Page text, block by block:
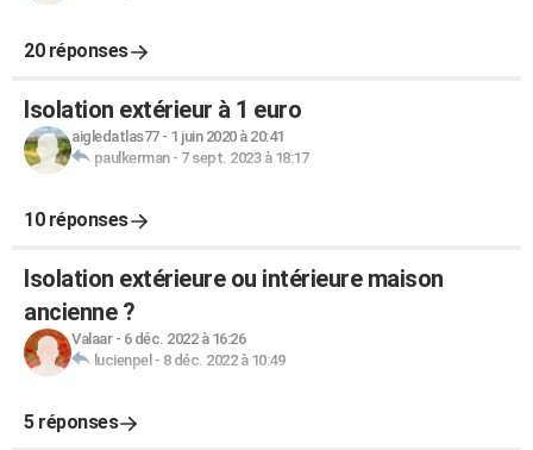
20 réponses
Isolation extérieur à 1 euro
aigledatlas77- 1 juin 2020 à 20:41
paulkerman- 7 sept. 2023 à 18:17
10 réponses
Isolation extérieure ou intérieure maison
ancienne ?
Valaar- 6 déc. 2022 à 16:26
lucienpel - 8 déc. 2022 à 10:49
5 réponses